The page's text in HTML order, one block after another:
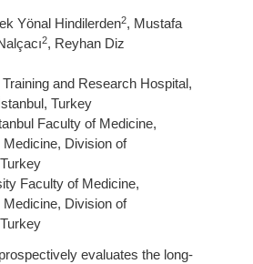
Yönal Hindilerden2, Mustafa
2, Reyhan Diz
and Research Hospital,
Turkey
Faculty of Medicine,
Division of
Faculty of Medicine,
Division of
evaluates the long-